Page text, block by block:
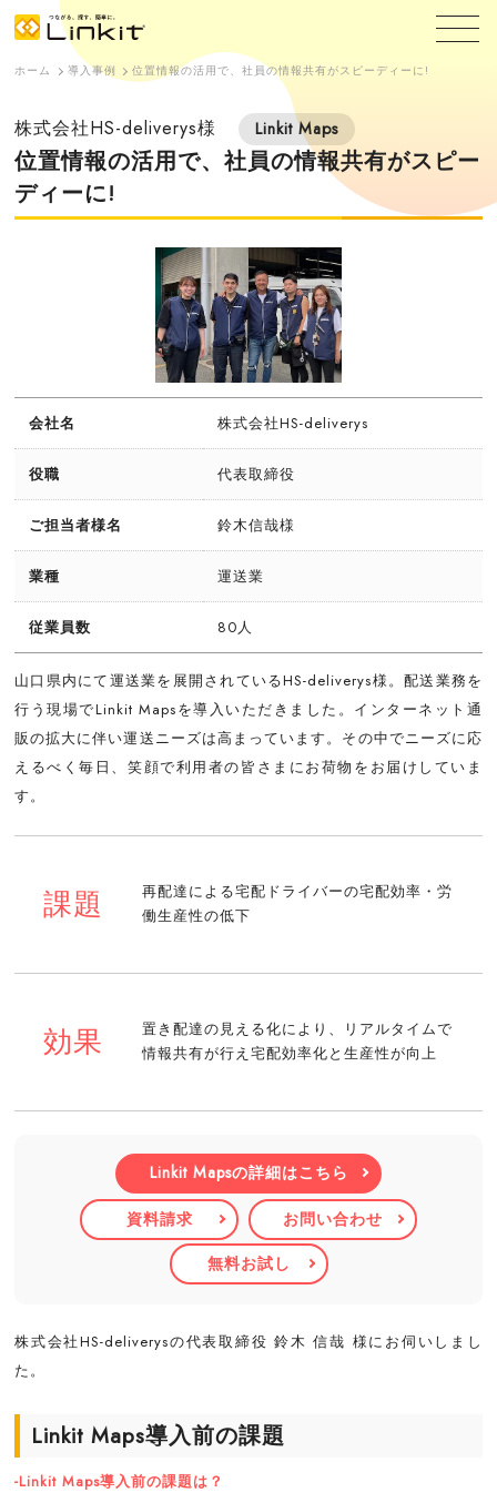
ホーム 導入事例 位置情報の活用で、社員の情報共有がスピーディーに!
株式会社HS-deliverys様 Linkit Maps
位置情報の活用で、社員の情報共有がスピー
ディーに!
会社名 株式会社HS-deliverys
役職 代表取締役
ご担当者様名 鈴木信哉様
業種 運送業
従業員数 80人
山口県内にて運送業を展開されているHS-deliverys様。配送業務を
行う現場でLinkit Mapsを導入いただきました。インターネット通
販の拡大に伴い運送ニーズは高まっています。その中でニーズに応
えるべく毎日、笑顔で利用者の皆さまにお荷物をお届けしていま
す。
課題
再配達による宅配ドライバーの宅配効率・労
働生産性の低下
効果
置き配達の見える化により、リアルタイムで
情報共有が行え宅配効率化と生産性が向上
Linkit Mapsの詳細はこちら
資料請求
お問い合わせ
無料お試し
株式会社HS-deliverysの代表取締役 鈴木 信哉 様にお伺いしまし
た。
Linkit Maps導入前の課題
-Linkit Maps導入前の課題は？